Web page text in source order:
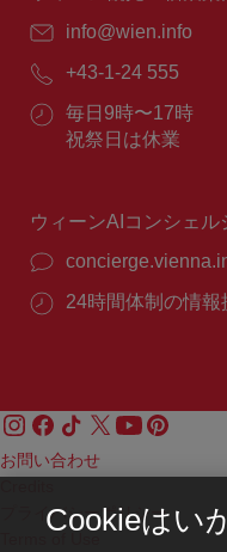
E
ー
ル：
info@wien.info
電
番
号：
+43-1-24 555
営
業
毎日9時〜17時
祝祭日は休業
ウィーンAIコンシェル
24時間体制の情報
お問い合わせ
プライバシーポリシー
Cookieはい